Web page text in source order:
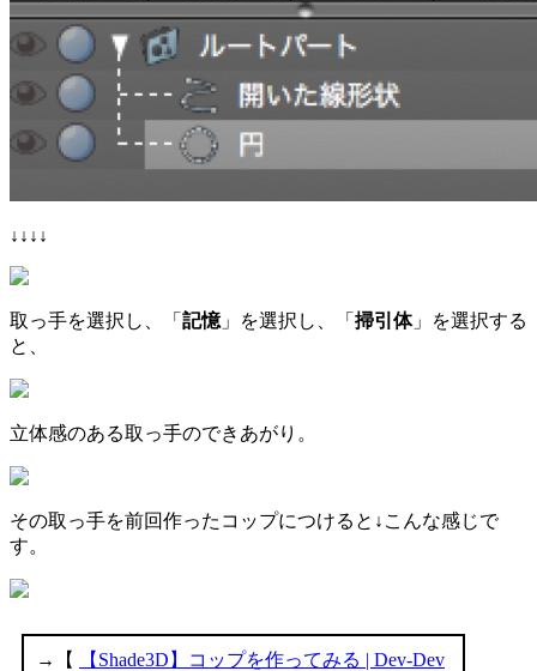
↓↓↓↓
取っ手を選択し、「 記憶」を選択し、「 掃引体」を選択する
と、
立体感のある取っ手のできあがり。
その取っ手を前回作ったコップにつけると↓こんな感じで
す。